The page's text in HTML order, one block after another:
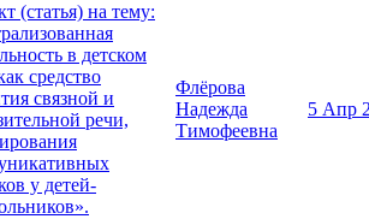
(статья) на тему:
в детском
средство
связной и
речи,
у детей-
Флёрова
Надежда
Тимофеевна
5 Апр